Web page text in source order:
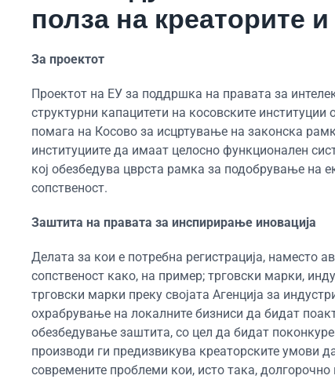
полза на креаторите
За проектот
Проектот на ЕУ за поддршка на правата за
структурни капацитети на косовските
помага на Косово за исцртување на законска
институциите да имаат целосно функционален
кој обезбедува цврста рамка за подобрување на
сопственост.
Заштита на правата за инспирирање иновација
Делата за кои е потребна регистрација, наместо
сопственост како, на пример; трговски марки,
трговски марки преку својата Агенција за
охрабрување на локалните бизниси да бидат
обезбедување заштита, со цел да бидат
производи ги предизвикува креаторските умови
современите проблеми кои, исто така,